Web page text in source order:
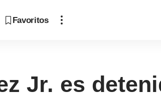
Favoritos
Jr. es